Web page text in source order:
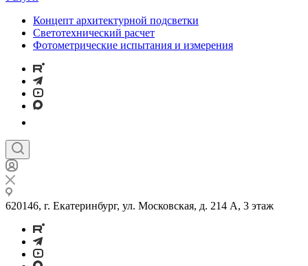
Концепт архитектурной подсветки
Светотехнический расчет
Фотометрические испытания и измерения
620146, г. Екатеринбург, ул. Московская, д. 214 А, 3 этаж